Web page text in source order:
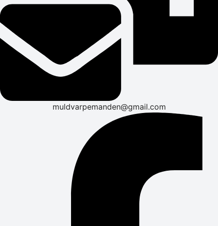
muldvarpemanden@gmail.com